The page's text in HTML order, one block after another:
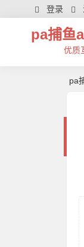
登录
pa捕鱼
优质
pa